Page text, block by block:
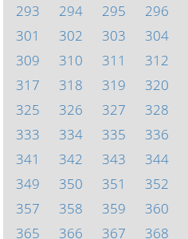
293
294 295 296
301
302 303 304
309
310 311 312
317
318 319 320
325
326 327 328
333
334 335 336
341
342 343 344
349
350 351 352
357
358 359 360
365
366 367 368